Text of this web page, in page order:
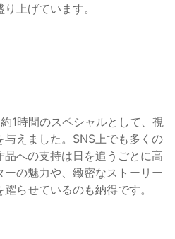
上げています。
1時間のスペシャルとして、視
えました。SNS上でも多くの
への支持は日を追うごとに高
ーの魅力や、緻密なストーリー
らせているのも納得です。